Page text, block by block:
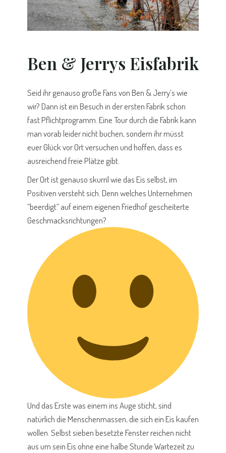
Ben & Jerrys Eisfabrik
Seid ihr genauso große Fans von Ben & Jerry’s wie
wir? Dann ist ein Besuch in der ersten Fabrik schon
fast Pflichtprogramm. Eine Tour durch die Fabrik kann
man vorab leider nicht buchen, sondern ihr müsst
euer Glück vor Ort versuchen und hoffen, dass es
ausreichend freie Plätze gibt.
Der Ort ist genauso skurril wie das Eis selbst, im
Positiven versteht sich. Denn welches Unternehmen
“beerdigt” auf einem eigenen Friedhof gescheiterte
Geschmacksrichtungen?
Und das Erste was einem ins Auge sticht, sind
natürlich die Menschenmassen, die sich ein Eis kaufen
wollen. Selbst sieben besetzte Fenster reichen nicht
aus um sein Eis ohne eine halbe Stunde Wartezeit zu